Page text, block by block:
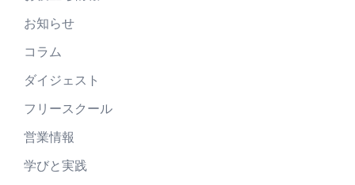
お知らせ
コラム
ダイジェスト
フリースクール
営業情報
学びと実践